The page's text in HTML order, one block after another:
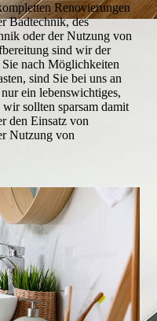
Reno­vierungen
Badtechnik, des
oder der Nutzung von
sind wir der
nach Möglichkeiten
sind Sie bei uns an
ein lebenswichtiges,
sollten sparsam damit
den Einsatz von
Nutzung von